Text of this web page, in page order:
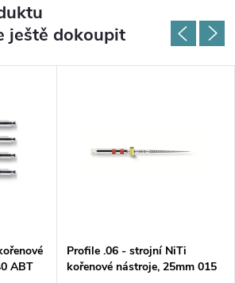
ještě dokoupit
ABT
Profile .06 - strojní NiTi
kořenové nástroje, 25mm 015